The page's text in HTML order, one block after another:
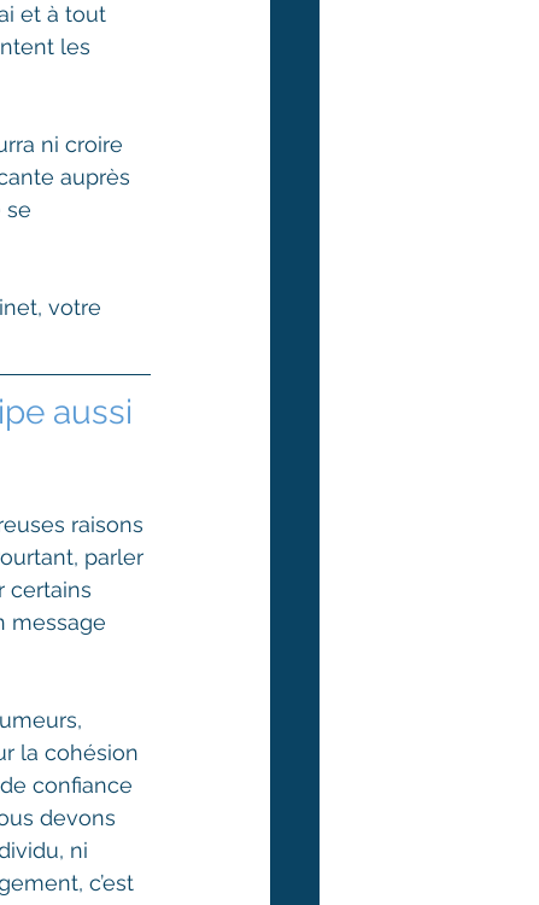
et à tout
les
ni croire
auprès
se
votre
aussi
raisons
parler
certains
message
la cohésion
confiance
devons
ni
c’est